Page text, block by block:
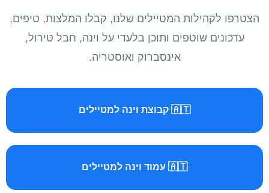
הצטרפו לקהילות המטיילים שלנו, קבלו המלצות, טיפים,
עדכונים שוטפים ותוכן בלעדי על וינה, חבל טירול,
אינסברוק ואוסטריה.
🇦🇹 קבוצת וינה למטיילים
🇦🇹 עמוד וינה למטיילים